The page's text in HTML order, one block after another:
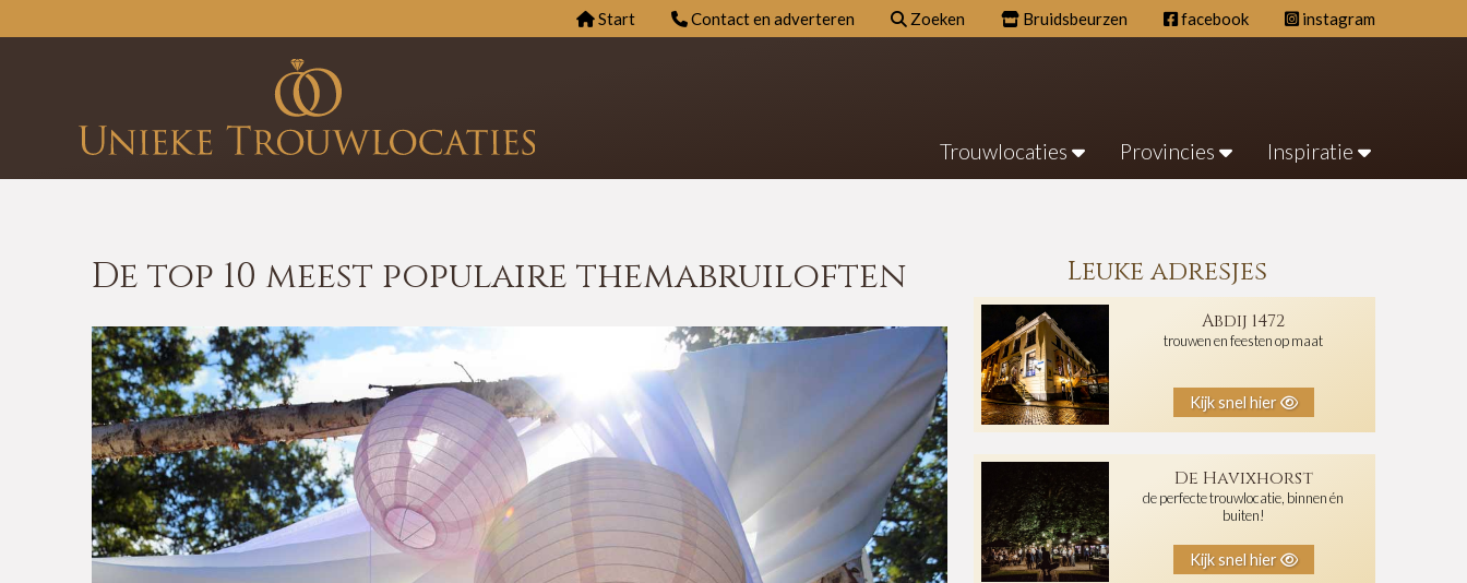
Start Contact en adverteren Zoeken Bruidsbeurzen facebook instagram
Inspiratie
Provincies
Trouwlocaties
De top 10 meest populaire themabruiloften Leuke adresjes
Abdij 1472
trouwen en feesten op maat
Kijk snel hier
De Havixhorst
de perfecte trouwlocatie, binnen én
buiten!
Kijk snel hier